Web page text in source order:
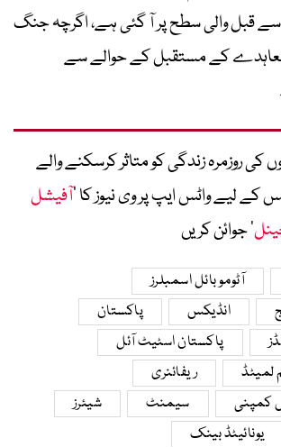
قبل والی سطح پر آ گئی ہے، اگرچہ جنگ
کے مستقبل کے حوالے سے
کی روزمرہ زندگی کو متاثر کرسکنے والے
کے لیے واٹس ایپ پر وی نیوز کا ’آفیشل
‘ جوائن کریں
آٹوموبائل اسمبلرز
انڈیکس
پاکستان
پاکستان اسٹیٹ آئل
لمیٹڈ
ریفائنری
کمپنی
سیمنٹ
شیئرز
یونائیٹڈ بینک